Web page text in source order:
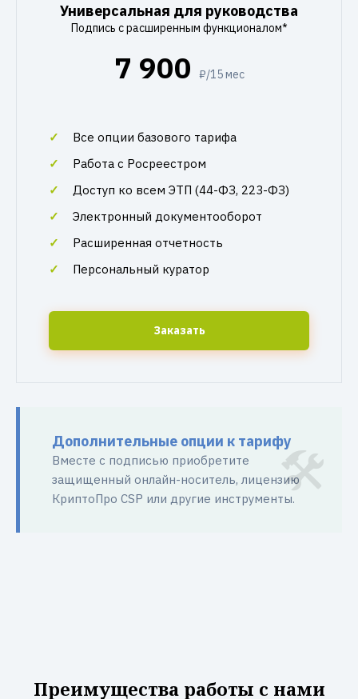
Универсальная для руководства
Подпись с расширенным функционалом*
7 900 ₽/15 мес
Все опции базового тарифа
Работа с Росреестром
Доступ ко всем ЭТП (44-ФЗ, 223-ФЗ)
Электронный документооборот
Расширенная отчетность
Персональный куратор
Заказать
Дополнительные опции к тарифу
Вместе с подписью приобретите
защищенный онлайн-носитель, лицензию
КриптоПро CSP или другие инструменты.
Преимущества работы с нами